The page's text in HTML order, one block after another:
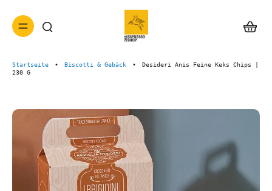
Startseite • Biscotti & Gebäck •
Desideri Anis Feine Keks Chips |
230 G